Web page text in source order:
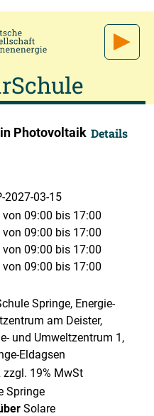
Details
Photovoltaik
2027-03-15
09:00 bis 17:00
09:00 bis 17:00
09:00 bis 17:00
09:00 bis 17:00
Springe, Energie-
am Deister,
und Umweltzentrum 1,
Eldagsen
zzgl. 19% MwSt
Springe
Solare